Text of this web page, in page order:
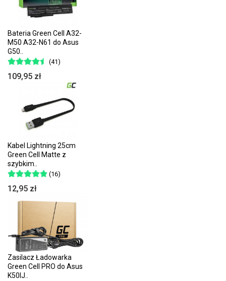
Bateria Green Cell A32-
M50 A32-N61 do Asus
G50..
(41)
109,95 zł
Kabel Lightning 25cm
Green Cell Matte z
szybkim..
(16)
12,95 zł
Zasilacz Ładowarka
Green Cell PRO do Asus
K50IJ..